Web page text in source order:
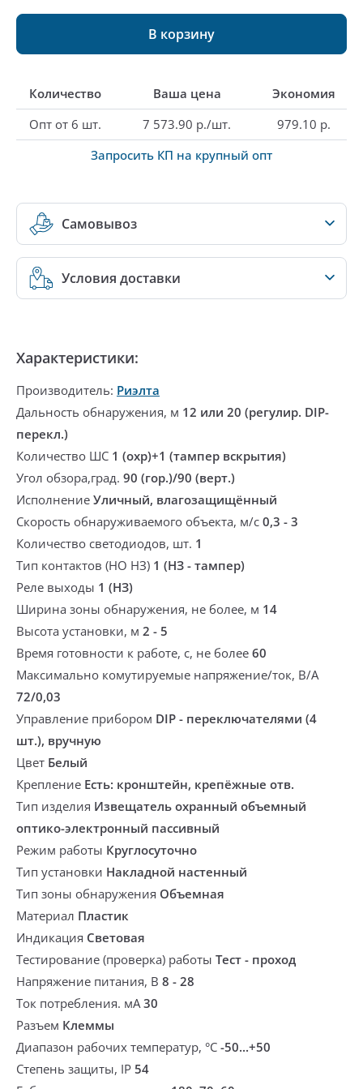
В корзину
Количество Ваша цена
Экономия
Опт от 6 шт.
7 573.90 р./шт.
979.10 р.
Запросить КП на крупный опт
Самовывоз
Условия доставки
Характеристики:
Производитель: Риэлта
Дальность обнаружения, м 12 или 20 (регулир. DIP-
перекл.)
Количество ШС 1 (охр)+1 (тампер вскрытия)
Угол обзора,град. 90 (гор.)/90 (верт.)
Исполнение Уличный, влагозащищённый
Скорость обнаруживаемого объекта, м/с 0,3 - 3
Количество светодиодов, шт. 1
Тип контактов (НО НЗ) 1 (НЗ - тампер)
Реле выходы 1 (НЗ)
Ширина зоны обнаружения, не более, м 14
Высота установки, м 2 - 5
Время готовности к работе, с, не более 60
Максимально комутируемые напряжение/ток, В/А
72/0,03
Управление прибором DIP - переключателями (4
шт.), вручную
Цвет Белый
Крепление Есть: кронштейн, крепёжные отв.
Тип изделия Извещатель охранный объемный
оптико-электронный пассивный
Режим работы Круглосуточно
Тип установки Накладной настенный
Тип зоны обнаружения Объемная
Материал Пластик
Индикация Световая
Тестирование (проверка) работы Тест - проход
Напряжение питания, В 8 - 28
Ток потребления. мА30
Разъем Клеммы
Диапазон рабочих температур, °С -50...+50
Степень защиты, IP 54